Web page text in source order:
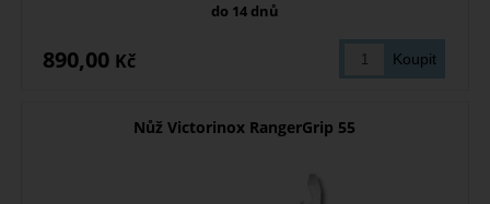
do 14 dnů
890,00 Kč
Nůž Victorinox RangerGrip 55